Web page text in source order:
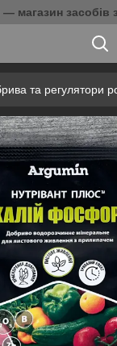
магазин засобів
та регулятори